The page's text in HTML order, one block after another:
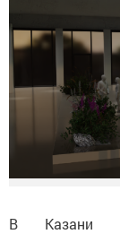
В Казани